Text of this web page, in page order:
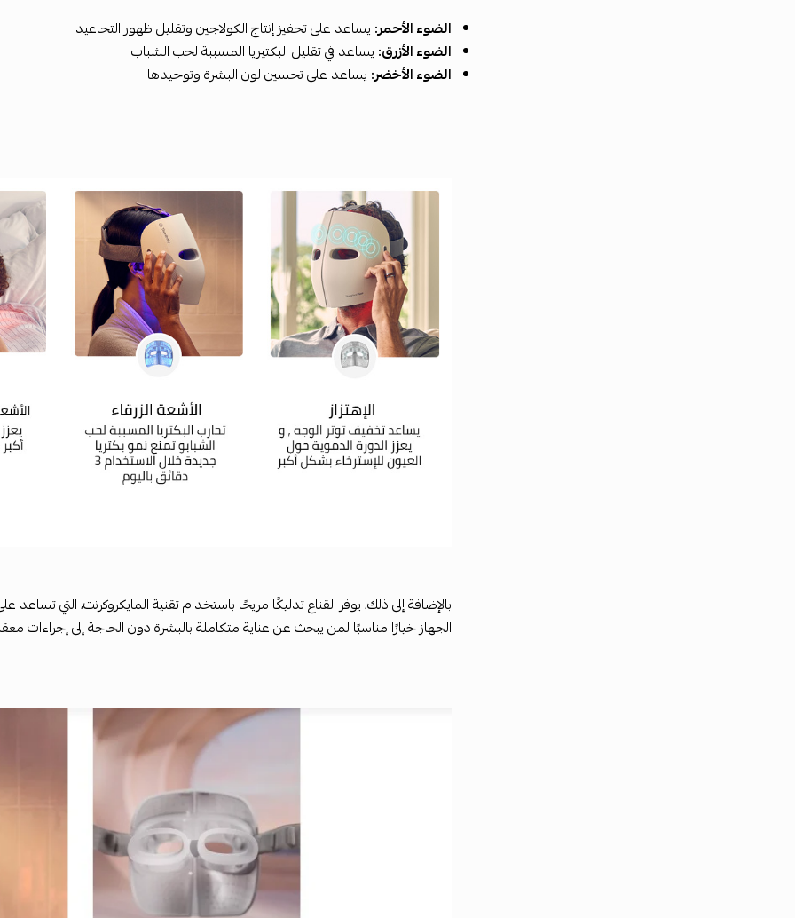
الضوء الأحمر: يساعد على تحفيز إنتاج الكولاجين وتقليل ظهور التجاعيد
الضوء الأزرق: يساعد في تقليل البكتيريا المسببة لحب الشباب
الضوء الأخضر: يساعد على تحسين لون البشرة وتوحيدها
بالإضافة إلى ذلك، يوفر القناع تدليكًا مريحًا باستخدام تقنية المايكروكرنت، التي
الجهاز خيارًا مناسبًا لمن يبحث عن عناية متكاملة بالبشرة دون الحاجة إلى إجراءات